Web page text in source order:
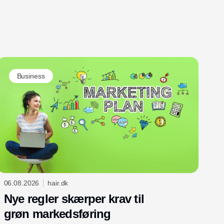
Business
06.08.2026 hair.dk
Nye regler skærper krav til
grøn markedsføring